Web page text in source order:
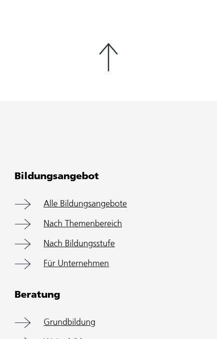
Bildungsangebot
Alle Bildungsangebote
Nach Themenbereich
Nach Bildungsstufe
Für Unternehmen
Beratung
Grundbildung